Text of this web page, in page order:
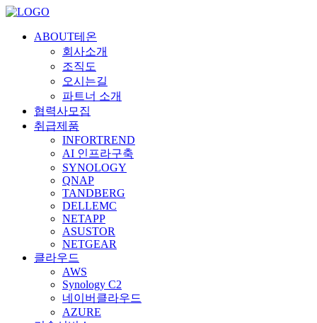
ABOUT테온
회사소개
조직도
오시는길
파트너 소개
협력사모집
취급제품
INFORTREND
AI 인프라구축
SYNOLOGY
QNAP
TANDBERG
DELLEMC
NETAPP
ASUSTOR
NETGEAR
클라우드
AWS
Synology C2
네이버클라우드
AZURE